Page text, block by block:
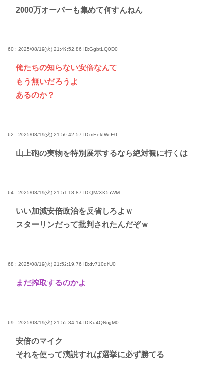
2000万オーバーも集めて何すんねん
60 : 2025/08/19(火) 21:49:52.86 ID:GgbtLQOD0
俺たちの知らない安倍なんて
もう無いだろうよ
あるのか？
62 : 2025/08/19(火) 21:50:42.57 ID:mEekIWeE0
山上砲の実物を特別展示するなら絶対観に行くは
64 : 2025/08/19(火) 21:51:18.87 ID:QM/XK5pWM
いい加減安倍政治を反省しろよｗ
スターリンだって批判されたんだぞｗ
68 : 2025/08/19(火) 21:52:19.76 ID:dv710dhU0
まだ搾取するのかよ
69 : 2025/08/19(火) 21:52:34.14 ID:Ku4QNugM0
安倍のマイク
それを使って演説すれば選挙に必ず勝てる